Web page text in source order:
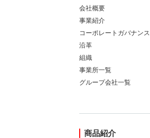
会社概要
事業紹介
コーポレートガバナンス
沿革
組織
事業所一覧
グループ会社一覧
商品紹介